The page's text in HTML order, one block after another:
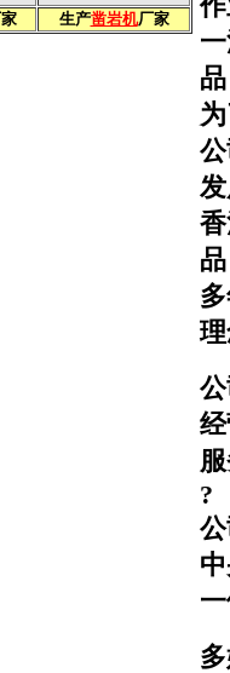
生产凿岩机厂家
?